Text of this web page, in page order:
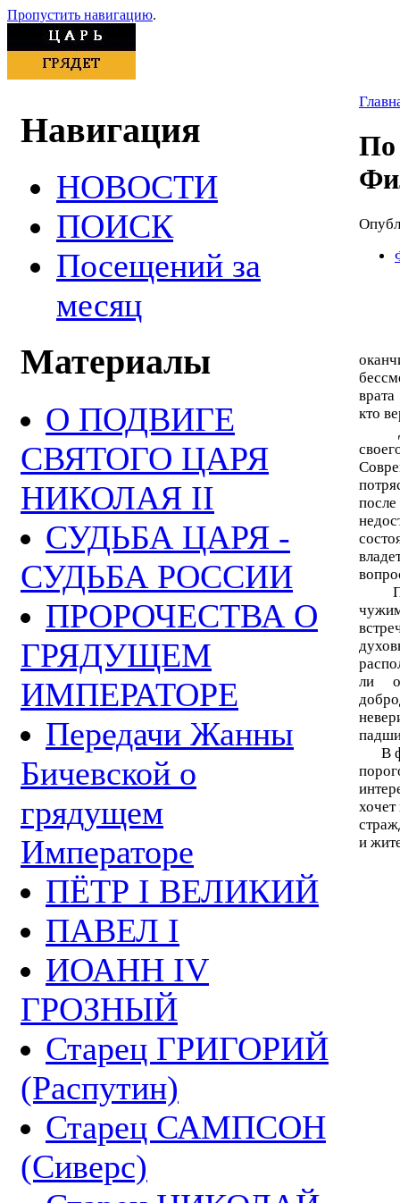
Пропустить навигацию.
Навигация
НОВОСТИ
ПОИСК
Посещений за
месяц
Материалы
О ПОДВИГЕ
СВЯТОГО ЦАРЯ
НИКОЛАЯ II
СУДЬБА ЦАРЯ -
СУДЬБА РОССИИ
ПРОРОЧЕСТВА О
ГРЯДУЩЕМ
ИМПЕРАТОРЕ
Передачи Жанны
Бичевской о
грядущем
Императоре
ПЁТР I ВЕЛИКИЙ
ПАВЕЛ I
ИОАНН IV
ГРОЗНЫЙ
Старец ГРИГОРИЙ
(Распутин)
Старец САМПСОН
(Сиверс)
По
кто
ли
В
и